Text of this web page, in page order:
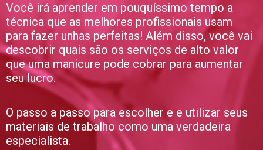
Você irá aprender em pouquíssimo tempo a
técnica que as melhores profissionais usam
para fazer unhas perfeitas! Além disso, você vai
descobrir quais são os serviços de alto valor
que uma manicure pode cobrar para aumentar
seu lucro.
O passo a passo para escolher e e utilizar seus
materiais de trabalho como uma verdadeira
especialista.